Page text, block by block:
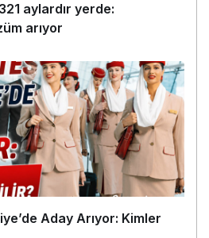
aylardır yerde:
arıyor
Aday Arıyor: Kimler